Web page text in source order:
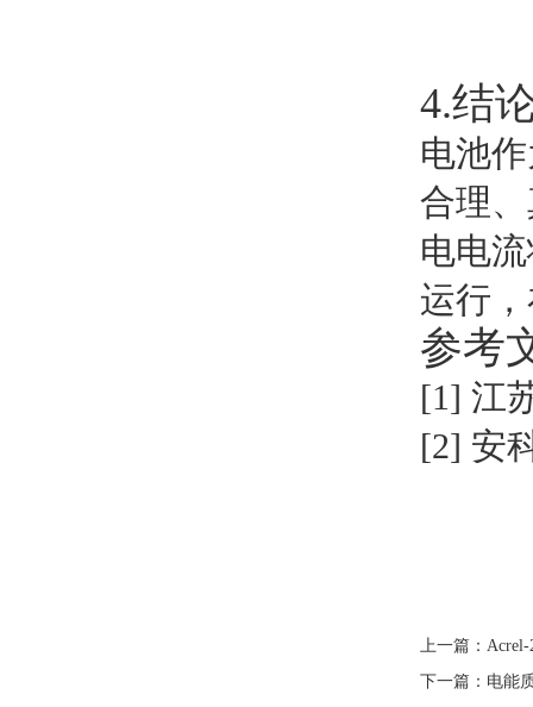
4.结
电池
合理
电电
运行
参考
[1] 江
[2] 安
上一篇：
下一篇： 电能